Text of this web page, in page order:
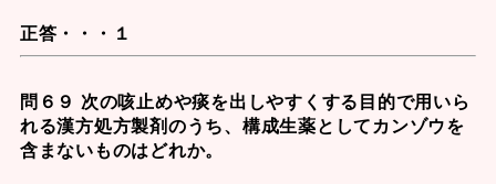
正答・・・１
問６９ 次の咳止めや痰を出しやすくする目的で用いら
れる漢方処方製剤のうち、構成生薬としてカンゾウを
含まないものはどれか。